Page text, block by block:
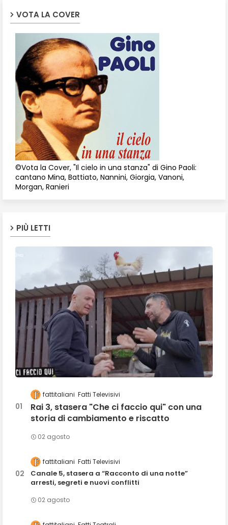
VOTA LA COVER
©Vota la Cover, "Il cielo in una stanza" di Gino Paoli:
cantano Mina, Battiato, Nannini, Giorgia, Vanoni,
Morgan, Ranieri
PIÙ LETTI
fattitaliani Fatti Televisivi
Rai 3, stasera "Che ci faccio qui" con una
storia di cambiamento e riscatto
02 agosto
fattitaliani Fatti Televisivi
Canale 5, stasera a “Racconto di una notte”
arresti, segreti e nuovi conflitti
02 agosto